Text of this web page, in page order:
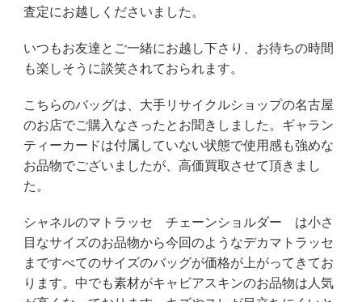
査定にお越しくださいました。
いつもお友達とご一緒にお越し下さり、お待ちの時間
も楽しそうに談笑されておられます。
こちらのバッグは、大手リサイクルショップの名古屋
のお店でご購入なさったとお聞きしました。ギャラン
ティーカードは付属していない状態で使用感も強めな
お品物でございましたが、高価買取させて頂きまし
た。
シャネルのマトラッセ チェーンショルダー は小さ
目なサイズのお品物から今回のようなデカマトラッセ
まですべてのサイズのバッグが価格が上がってきてお
ります。中でも素材がキャビアスキンのお品物は人気